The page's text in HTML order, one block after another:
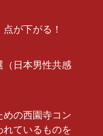
が下がる！
（日本男性共感
めの西園寺コン
ているものを